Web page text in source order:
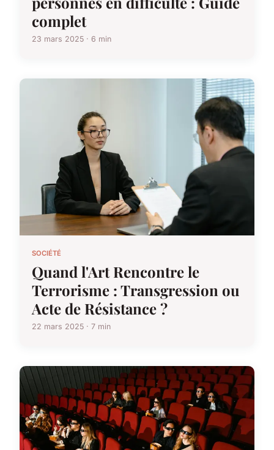
complet
23 mars 2025 · 6 min
SOCIÉTÉ
Quand l'Art Rencontre le
Terrorisme : Transgression ou
Acte de Résistance ?
22 mars 2025 · 7 min